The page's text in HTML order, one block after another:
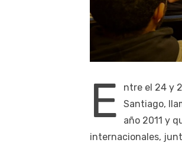
E
ntre el 24 y
Santiago,
año 2011 y
internacionales,